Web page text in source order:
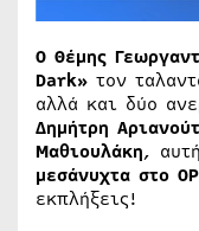
Ο Θέμης
Dark» τον
αλλά και δύο
Δημήτρη
Μαθιουλάκη,
μεσάνυχτα στο
εκπλήξεις!